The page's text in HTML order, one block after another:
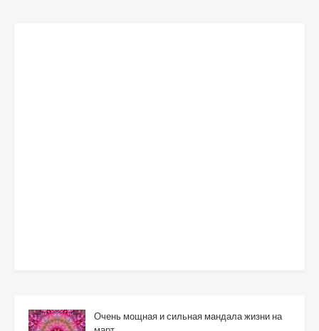
Очень мощная и сильная мандала жизни на